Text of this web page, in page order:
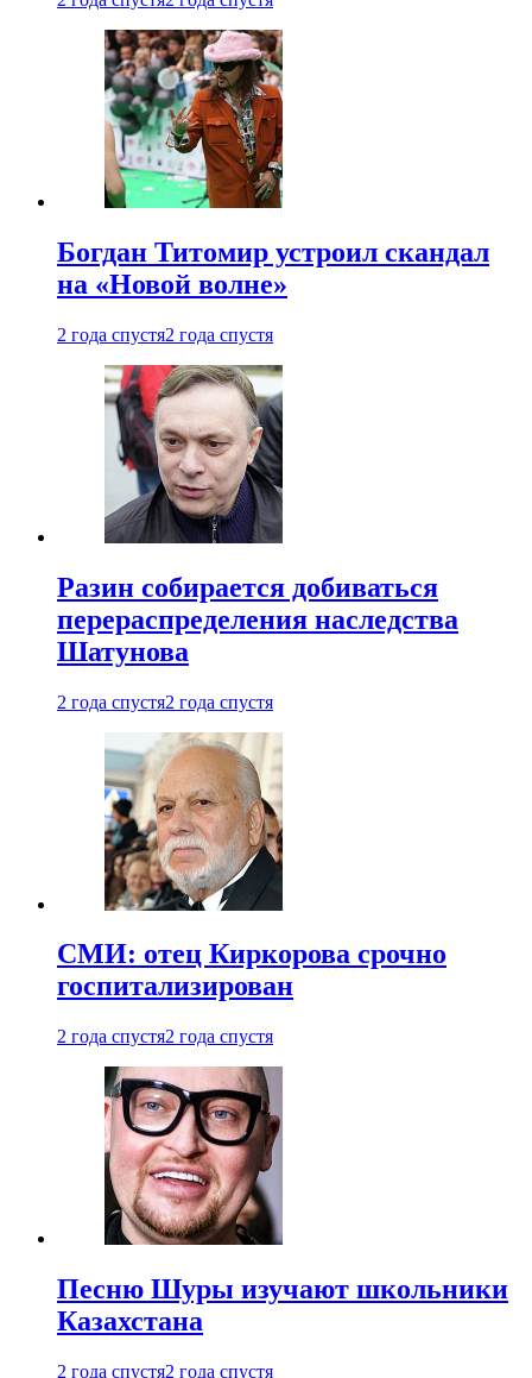
Богдан Титомир устроил скандал
на «Новой волне»
2 года спустя2 года спустя
Разин собирается добиваться
перераспределения наследства
Шатунова
2 года спустя2 года спустя
СМИ: отец Киркорова срочно
госпитализирован
2 года спустя2 года спустя
Песню Шуры изучают школьники
Казахстана
2 года спустя2 года спустя